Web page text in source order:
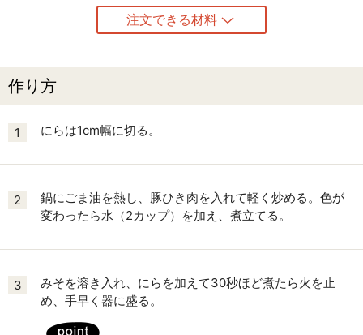
注文できる材料
作り方
1 にらは1cm幅に切る。
2
鍋にごま油を熱し、豚ひき肉を入れて軽く炒める。色が
変わったら水（2カップ）を加え、煮立てる。
3
みそを溶き入れ、にらを加えて30秒ほど煮たら火を止
め、手早く器に盛る。